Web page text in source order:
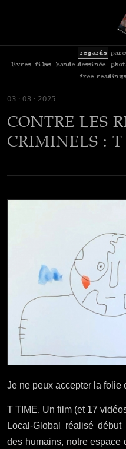
regards
livres
films bande dessinée
free readings
03 · 03 · 2025
CONTRE LES
CRIMINELS :
Je ne peux accepter la folie
T TIME. Un film (et 17
Local-Global réalisé
des humains, notre espace